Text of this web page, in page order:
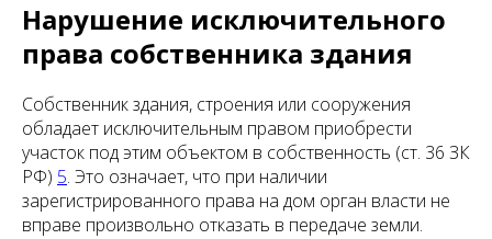
Нарушение исключительного
права собственника здания
Собственник здания, строения или сооружения
обладает исключительным правом приобрести
участок под этим объектом в собственность (ст. 36 ЗК
РФ) 5. Это означает, что при наличии
зарегистрированного права на дом орган власти не
вправе произвольно отказать в передаче земли.